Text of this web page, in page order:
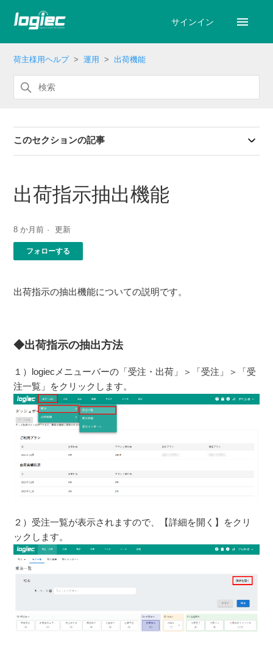
サインイン
荷主様用ヘルプ 運用 出荷機能
このセクションの記事
出荷指示抽出機能
8 か月前 更新
フォローする
出荷指示の抽出機能についての説明です。
◆出荷指示の抽出方法
１）logiecメニューバーの「受注・出荷」＞「受注」＞「受
注一覧」をクリックします。
２）受注一覧が表示されますので、【詳細を開く】をクリ
ックします。